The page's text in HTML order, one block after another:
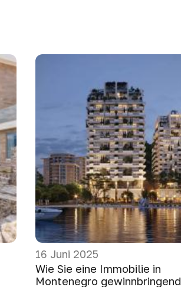
16 Juni 2025
Wie Sie eine Immobilie in
Montenegro gewinnbringend